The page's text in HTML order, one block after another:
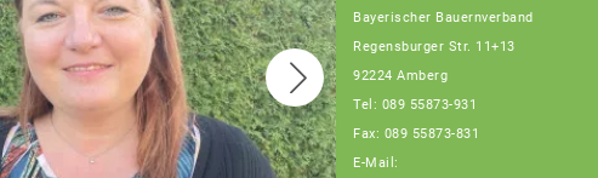
Bayerischer Bauernverband
Regensburger Str. 11+13
92224 Amberg
Tel: 089 55873-931
Fax: 089 55873-831
E-Mail: